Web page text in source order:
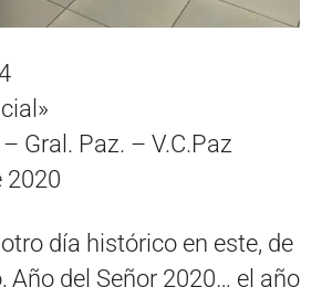
Gral. Paz. – V.C.Paz
2020
día histórico en este, de
Año del Señor 2020… el año